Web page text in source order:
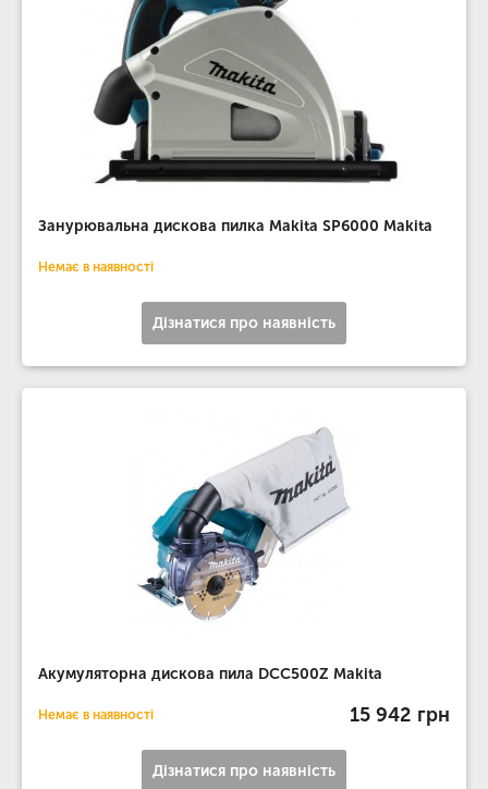
Занурювальна дискова пилка Makita SP6000 Makita
Немає в наявності
Дізнатися про наявність
Акумуляторна дискова пила DCC500Z Makita
Немає в наявності 15 942 грн
Дізнатися про наявність